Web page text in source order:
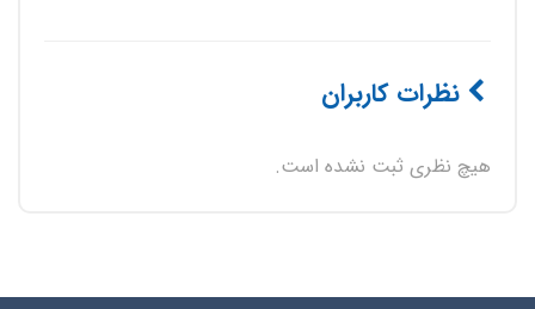
نظرات کاربران
هیچ نظری ثبت نشده است.